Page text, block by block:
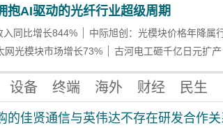
抱AI驱动的光纤行业超级周期
入同比增长844%
中际旭创：光模块价格年降属
网光模块市场增长73% 古河电工砸千亿日元扩产
设备 终端 海外 财经 民生
的佳贤通信与英伟达不存在研发合作关